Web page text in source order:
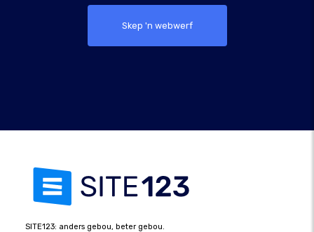
Skep 'n webwerf
SITE123: anders gebou, beter gebou.